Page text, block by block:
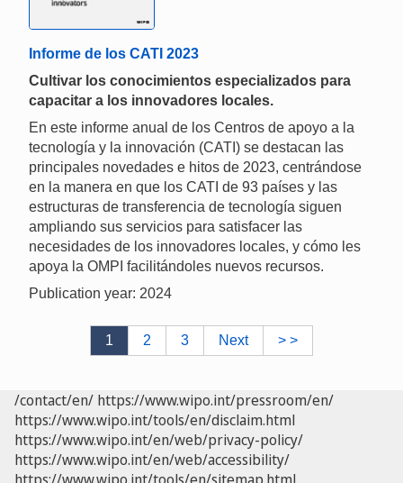
Informe de los CATI 2023
Cultivar los conocimientos especializados para
capacitar a los innovadores locales.
En este informe anual de los Centros de apoyo a la
tecnología y la innovación (CATI) se destacan las
principales novedades e hitos de 2023, centrándose
en la manera en que los CATI de 93 países y las
estructuras de transferencia de tecnología siguen
ampliando sus servicios para satisfacer las
necesidades de los innovadores locales, y cómo les
apoya la OMPI facilitándoles nuevos recursos.
Publication year: 2024
1 2 3 Next > >
/contact/en/ https://www.wipo.int/pressroom/en/
https://www.wipo.int/tools/en/disclaim.html
https://www.wipo.int/en/web/privacy-policy/
https://www.wipo.int/en/web/accessibility/
https://www.wipo.int/tools/en/sitemap.html